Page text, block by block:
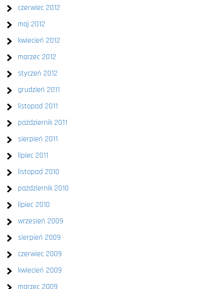
czerwiec 2012
maj 2012
kwiecień 2012
marzec 2012
styczeń 2012
grudzień 2011
listopad 2011
październik 2011
sierpień 2011
lipiec 2011
listopad 2010
październik 2010
lipiec 2010
wrzesień 2009
sierpień 2009
czerwiec 2009
kwiecień 2009
marzec 2009